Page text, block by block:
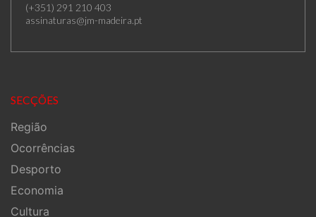
(+351) 291 210 403
assinaturas@jm-madeira.pt
SECÇÕES
Região
Ocorrências
Desporto
Economia
Cultura